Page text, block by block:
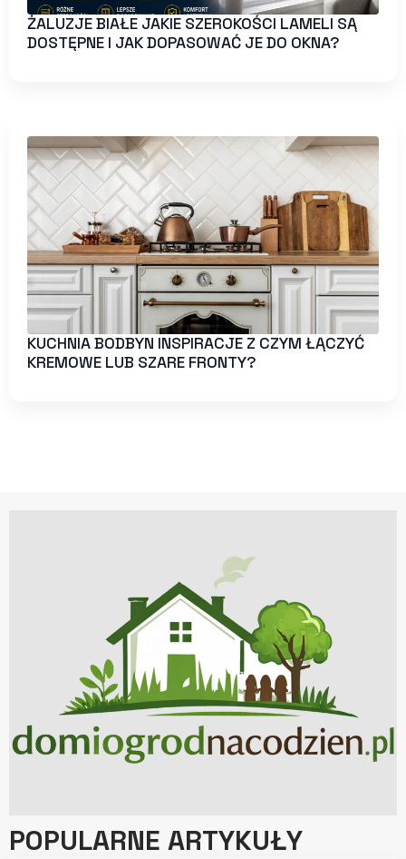
ŻALUZJE BIAŁE JAKIE SZEROKOŚCI LAMELI SĄ
DOSTĘPNE I JAK DOPASOWAĆ JE DO OKNA?
KUCHNIA BODBYN INSPIRACJE Z CZYM ŁĄCZYĆ
KREMOWE LUB SZARE FRONTY?
POPULARNE ARTYKUŁY